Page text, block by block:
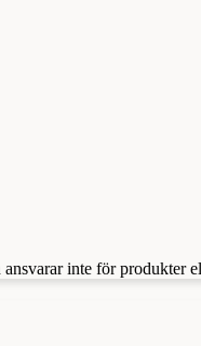
inte för produkter